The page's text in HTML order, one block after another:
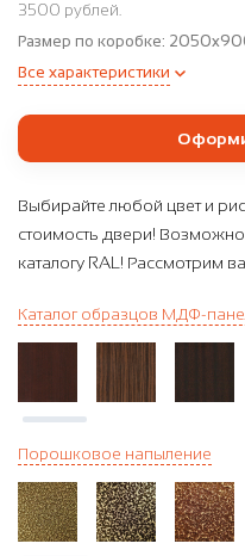
3500 рублей.
Размер по коробке:
Все характеристики
Выбирайте любой цвет и
стоимость двери!
каталогу RAL! Рассмотрим
Каталог образцов МДФ-
Порошковое напыление